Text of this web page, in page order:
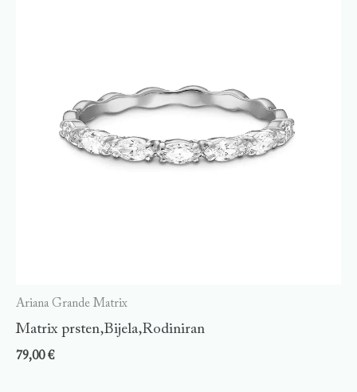
Ariana Grande Matrix
Matrix prsten,Bijela,Rodiniran
79,00€